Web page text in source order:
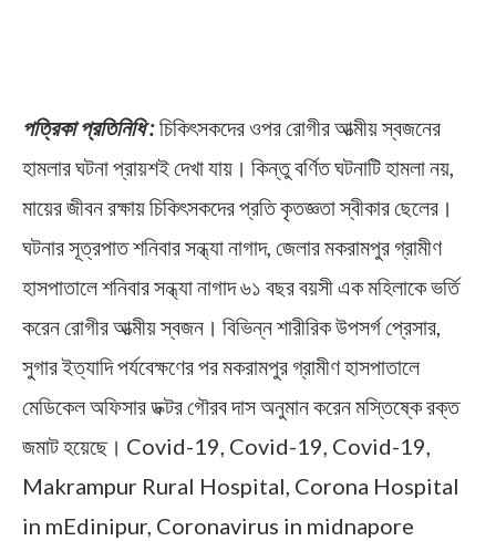
পত্রিকা প্রতিনিধি :চিকিৎসকদের ওপর রোগীর আত্মীয় স্বজনের
হামলার ঘটনা প্রায়শই দেখা যায়। কিন্তু বর্ণিত ঘটনাটি হামলা নয়,
মায়ের জীবন রক্ষায় চিকিৎসকদের প্রতি কৃতজ্ঞতা স্বীকার ছেলের।
ঘটনার সূত্রপাত শনিবার সন্ধ্যা নাগাদ, জেলার মকরামপুর গ্রামীণ
হাসপাতালে শনিবার সন্ধ্যা নাগাদ ৬১ বছর বয়সী এক মহিলাকে ভর্তি
করেন রোগীর আত্মীয় স্বজন। বিভিন্ন শারীরিক উপসর্গ প্রেসার,
সুগার ইত্যাদি পর্যবেক্ষণের পর মকরামপুর গ্রামীণ হাসপাতালে
মেডিকেল অফিসার ডক্টর গৌরব দাস অনুমান করেন মস্তিষ্কে রক্ত
জমাট হয়েছে। Covid-19, Covid-19, Covid-19,
Makrampur Rural Hospital, Corona Hospital
in mEdinipur, Coronavirus in midnapore